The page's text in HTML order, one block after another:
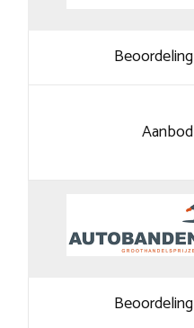
Beoordeling
Aanbod
Beoordeling